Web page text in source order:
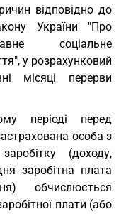
відповідно до
України "Про
соціальне
у розрахунковий
місяці перерви
періоді перед
особа з
(доходу,
заробітна плата
обчислюється
плати (або